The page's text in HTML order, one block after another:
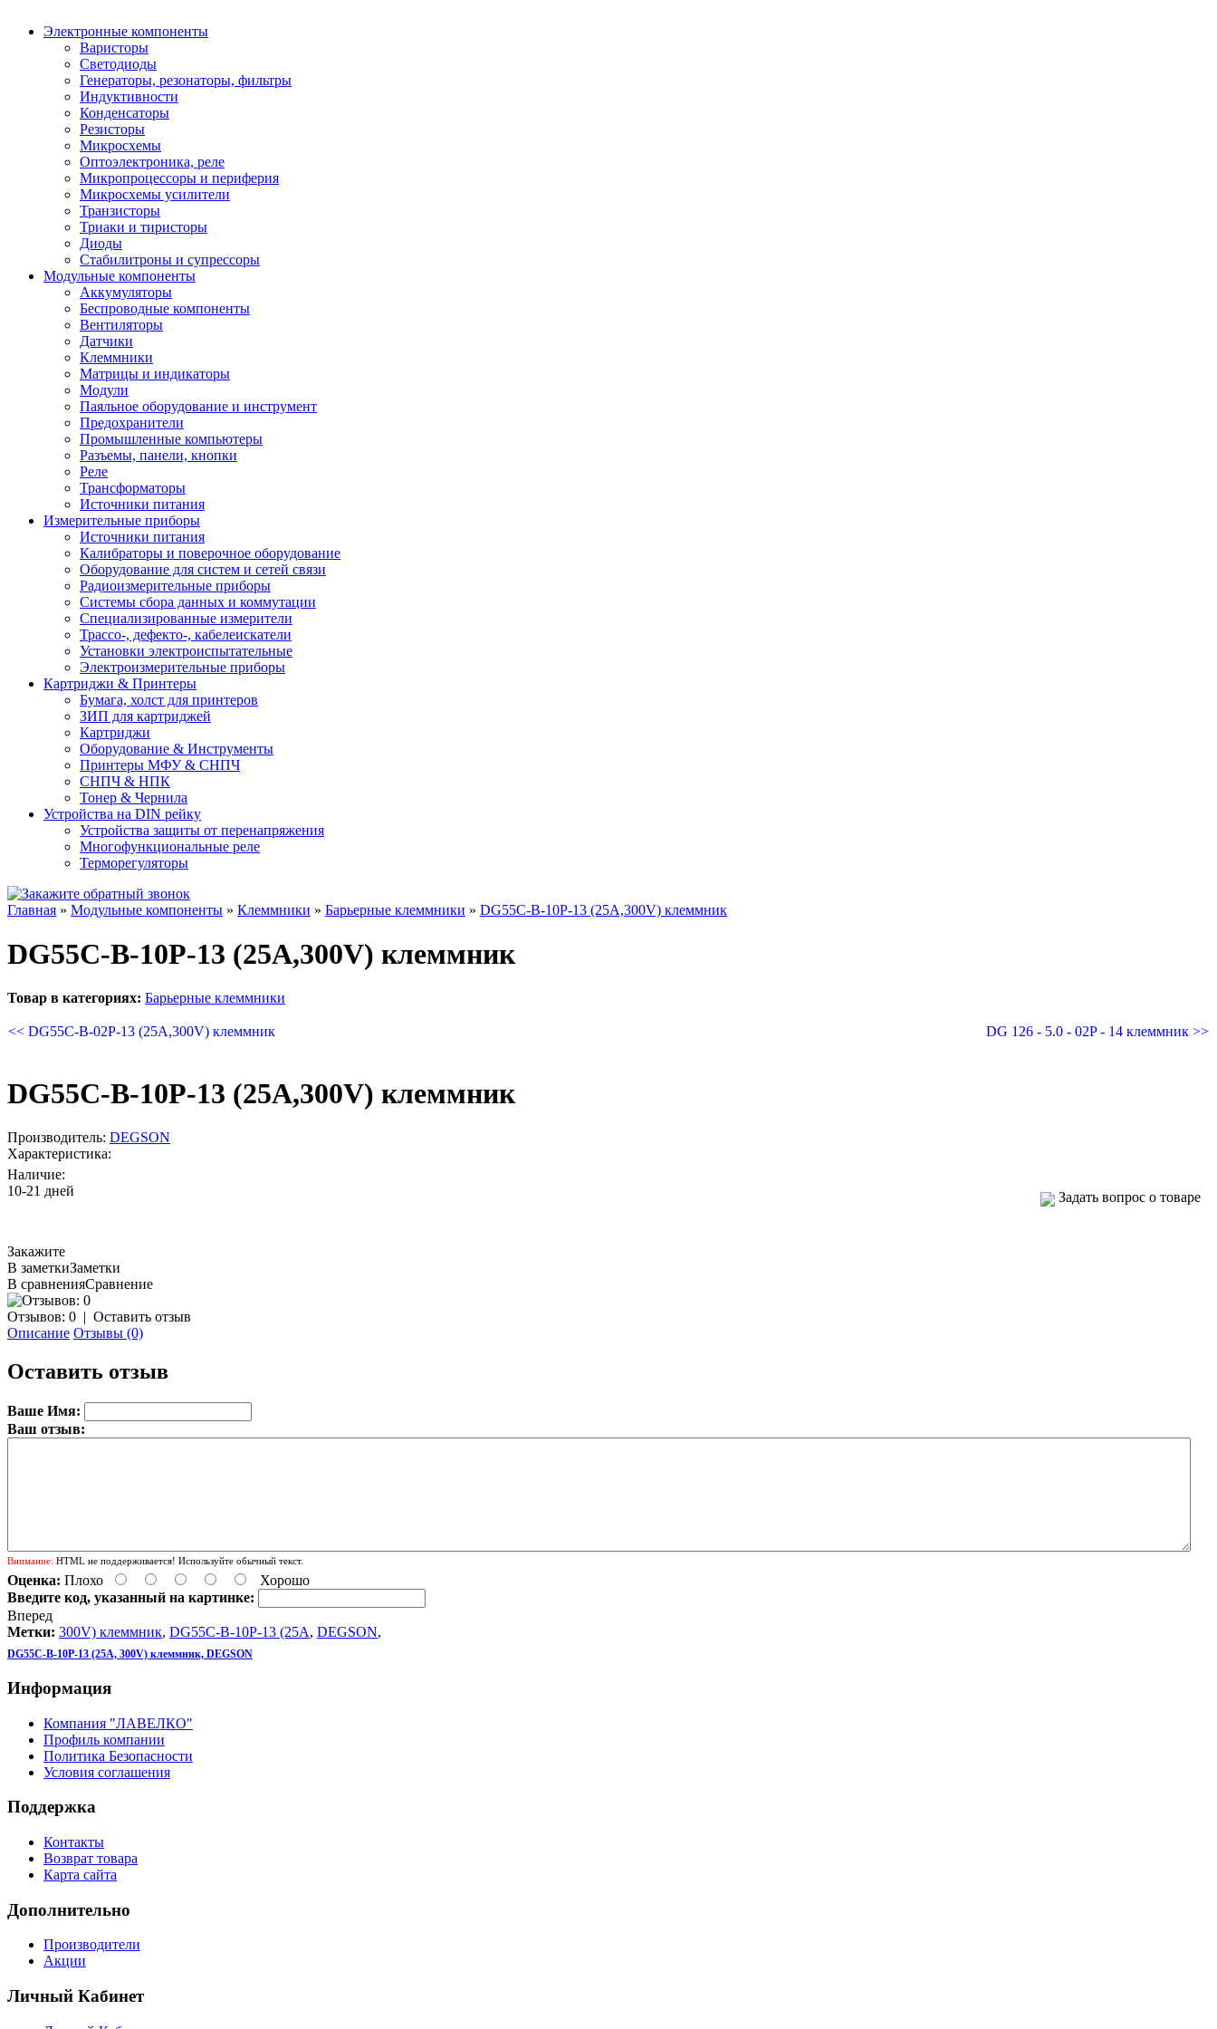
Электронные компоненты
Варисторы
Светодиоды
Генераторы, резонаторы, фильтры
Индуктивности
Конденсаторы
Резисторы
Микросхемы
Оптоэлектроника, реле
Микропроцессоры и периферия
Микросхемы усилители
Транзисторы
Триаки и тиристоры
Диоды
Стабилитроны и супрессоры
Модульные компоненты
Аккумуляторы
Беспроводные компоненты
Вентиляторы
Датчики
Клеммники
Матрицы и индикаторы
Модули
Паяльное оборудование и инструмент
Предохранители
Промышленные компьютеры
Разъемы, панели, кнопки
Реле
Трансформаторы
Источники питания
Измерительные приборы
Источники питания
Калибраторы и поверочное оборудование
Оборудование для систем и сетей связи
Радиоизмерительные приборы
Системы сбора данных и коммутации
Специализированные измерители
Трассо-, дефекто-, кабелеискатели
Установки электроиспытательные
Электроизмерительные приборы
Картриджи & Принтеры
Бумага, холст для принтеров
ЗИП для картриджей
Картриджи
Оборудование & Инструменты
Принтеры МФУ & СНПЧ
СНПЧ & НПК
Тонер & Чернила
Устройства на DIN рейку
Устройства защиты от перенапряжения
Многофункциональные реле
Терморегуляторы
Главная » Модульные компоненты » Клеммники » Барьерные клеммники » DG55C-B-10P-13 (25A,300V) клеммник
DG55C-B-10P-13 (25A,300V) клеммник
Товар в категориях: Барьерные клеммники
<< DG55C-B-02P-13 (25A,300V) клеммник DG 126 - 5.0 - 02P - 14 клеммник >>
DG55C-B-10P-13 (25A,300V) клеммник
Производитель: DEGSON
Характеристика:
Наличие:
10-21 дней
Задать вопрос о товаре
Закажите
В заметкиЗаметки
В сравненияСравнение
Отзывов: 0 | Оставить отзыв
Описание Отзывы (0)
Оставить отзыв
Ваше Имя:
Ваш отзыв:
Внимание: HTML не поддерживается! Используйте обычный текст.
Оценка: Плохо
Хорошо
Введите код, указанный на картинке:
Вперед
Метки: 300V) клеммник, DG55C-B-10P-13 (25A, DEGSON,
DG55C-B-10P-13 (25A, 300V) клеммник, DEGSON
Информация
Компания "ЛАВЕЛКО"
Профиль компании
Политика Безопасности
Условия соглашения
Поддержка
Контакты
Возврат товара
Карта сайта
Дополнительно
Производители
Акции
Личный Кабинет